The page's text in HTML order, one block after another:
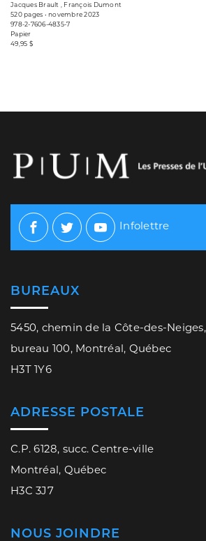
Jacques Brault , François Dumont
520 pages • novembre 2023
978-2-7606-4835-7
Papier
49,95 $
Facebook
TwitterYoutube
Infolettre
BUREAUX
5450, chemin de la Côte-des-Neiges,
bureau 100, Montréal, Québec
H3T 1Y6
ADRESSE POSTALE
C.P. 6128, succ. Centre-ville
Montréal, Québec
H3C 3J7
NOUS JOINDRE